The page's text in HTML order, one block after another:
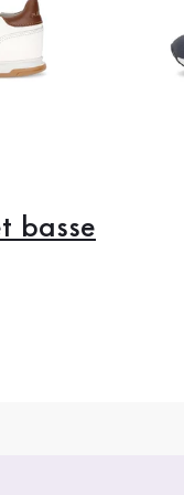
basse